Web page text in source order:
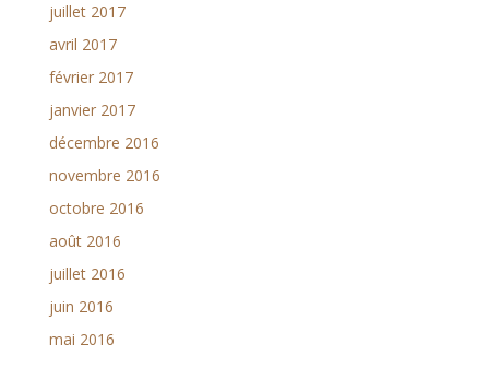
juillet 2017
avril 2017
février 2017
janvier 2017
décembre 2016
novembre 2016
octobre 2016
août 2016
juillet 2016
juin 2016
mai 2016